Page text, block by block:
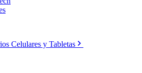
Celulares y Tabletas